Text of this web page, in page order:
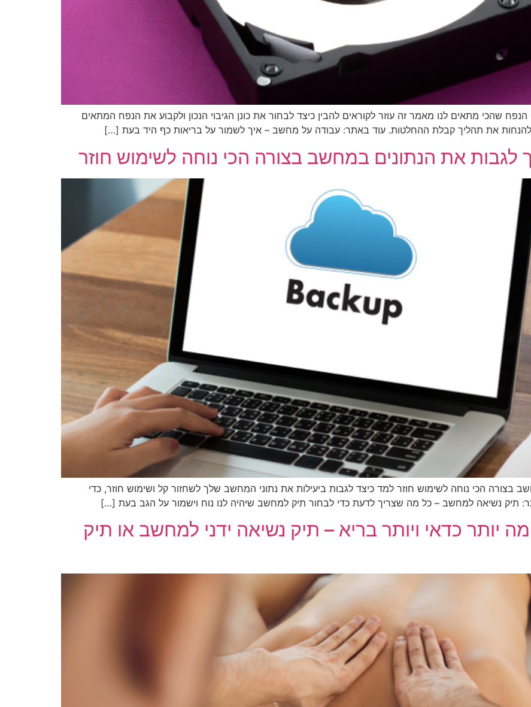
הנפח שהכי מתאים לנו מאמר זה עוזר לקוראים להבין כיצד לבחור את כונן הגיבוי הנכון ולקבוע את הנפח המתאים
להנחות את תהליך קבלת ההחלטות. עוד באתר: עבודה על מחשב – איך לשמור על בריאות כף היד בעת […]
לגבות את הנתונים במחשב בצורה הכי נוחה לשימוש חוזר
בצורה הכי נוחה לשימוש חוזר למד כיצד לגבות ביעילות את נתוני המחשב שלך לשחזור קל ושימוש חוזר, כדי
תיק נשיאה למחשב – כל מה שצריך לדעת כדי לבחור תיק למחשב שיהיה לנו נוח וישמור על הגב בעת […]
יותר כדאי ויותר בריא – תיק נשיאה ידני למחשב או תיק